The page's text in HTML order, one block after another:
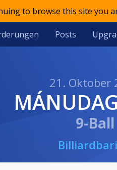
to browse this site you
Posts
21. Oktober
9-Ball